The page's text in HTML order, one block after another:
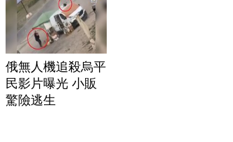
俄無人機追殺烏平
民影片曝光 小販
驚險逃生